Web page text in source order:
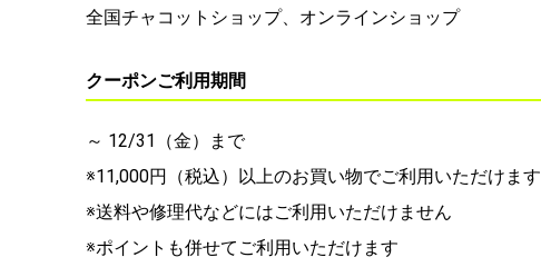
全国チャコットショップ、オンラインショップ
クーポンご利用期間
～ 12/31（金）まで
※11,000円（税込）以上のお買い物でご利用いただけます
※送料や修理代などにはご利用いただけません
※ポイントも併せてご利用いただけます